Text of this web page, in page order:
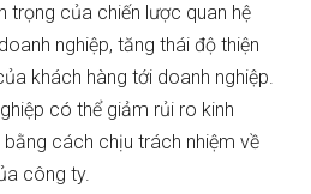
trọng của chiến lược quan hệ
nghiệp, tăng thái độ thiện
khách hàng tới doanh nghiệp.
có thể giảm rủi ro kinh
cách chịu trách nhiệm về
công ty.